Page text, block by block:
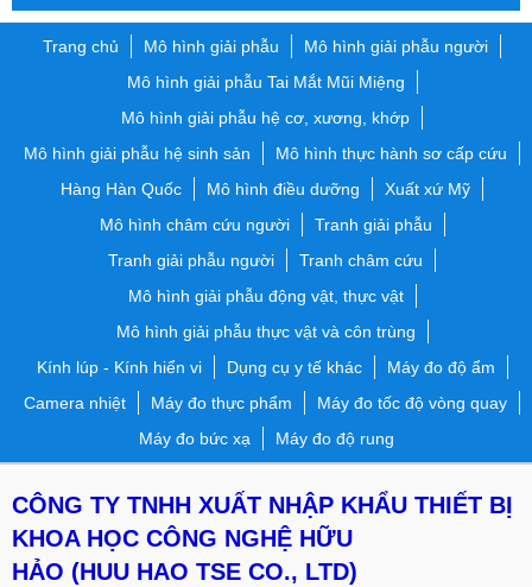
Trang chủ Mô hình giải phẫu
Mô hình giải phẫu người
Mô hình giải phẫu Tai Mắt Mũi Miệng
Mô hình giải phẫu hệ cơ, xương, khớp
Mô hình giải phẫu hệ sinh sản
Mô hình thực hành sơ cấp cứu
Hàng Hàn Quốc
Mô hình điều dưỡng
Xuất xứ Mỹ
Mô hình châm cứu người
Tranh giải phẫu
Tranh giải phẫu người
Tranh châm cứu
Mô hình giải phẫu động vật, thực vật
Mô hình giải phẫu thực vật và côn trùng
Kính lúp - Kính hiển vi
Dụng cụ y tế khác
Máy đo độ ẩm
Camera nhiệt
Máy đo thực phẩm
Máy đo tốc độ vòng quay
Máy đo bức xạ
Máy đo độ rung
CÔNG TY TNHH XUẤT NHẬP KHẨU THIẾT BỊ
KHOA HỌC CÔNG NGHỆ HỮU
HẢO (HUU HAO TSE CO., LTD)